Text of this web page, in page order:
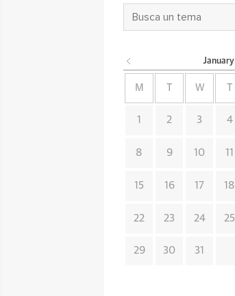
January
M W
1 2 3 4
8 9 10 11
15 16 17 18
22 23 24 25
29 30 31